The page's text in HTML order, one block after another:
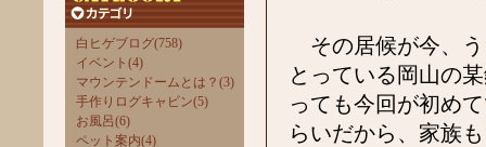
白ヒゲブログ(758)
イベント(4)
マウンテンドームとは？(3)
手作りログキャビン(5)
お風呂(6)
ペット案内(4)
その居候が今、う
とっている岡山の
っても今回が初め
らいだから、家族